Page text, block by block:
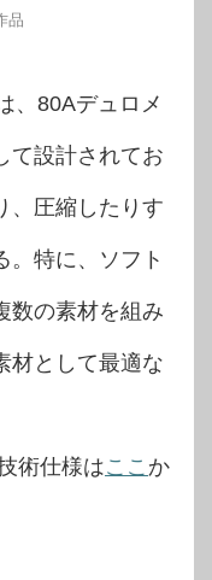
品
、80Aデュロメ
て設計されてお
、圧縮したりす
。特に、ソフト
数の素材を組み
材として最適な
術仕様はここ か